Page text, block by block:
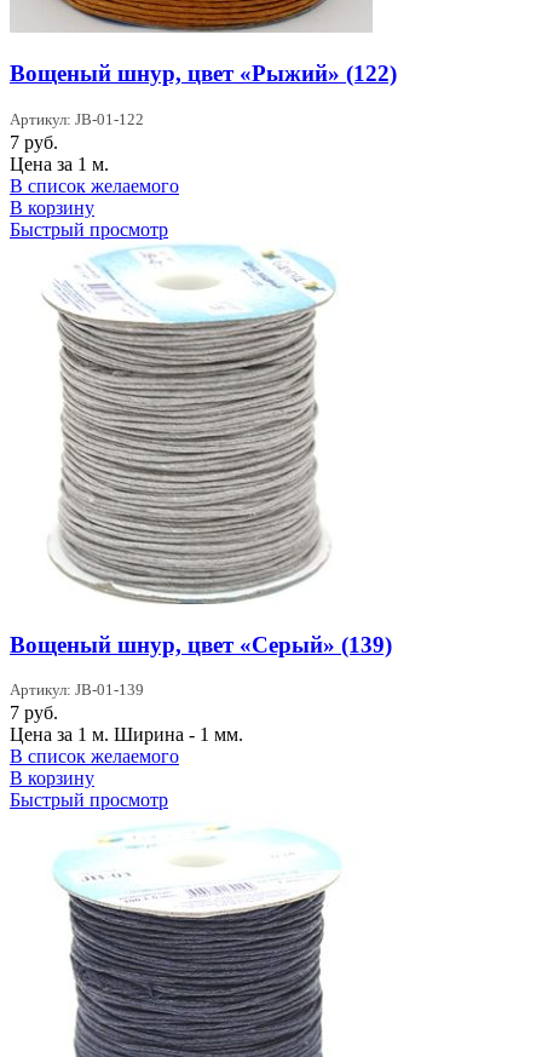
Вощеный шнур, цвет «Рыжий» (122)
Артикул: JB-01-122
7 руб.
Цена за 1 м.
В список желаемого
В корзину
Быстрый просмотр
Вощеный шнур, цвет «Серый» (139)
Артикул: JB-01-139
7 руб.
Цена за 1 м. Ширина - 1 мм.
В список желаемого
В корзину
Быстрый просмотр